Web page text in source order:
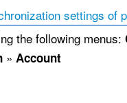
settings of
the following menus:
» Account